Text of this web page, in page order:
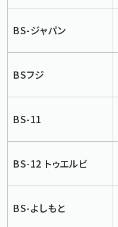
BS-ジャパン
BSフジ
BS-11
BS-12 トゥエルビ
BS-よしもと